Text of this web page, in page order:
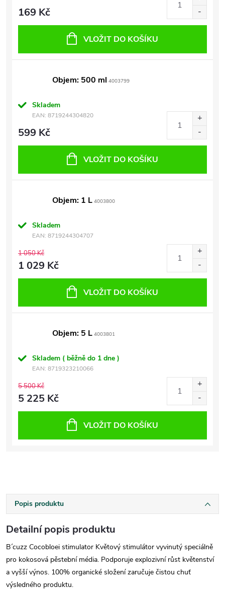
169 Kč
VLOŽIT DO KOŠÍKU
Objem: 500 ml 4003799
Skladem
EAN: 8719244304820
599 Kč
VLOŽIT DO KOŠÍKU
Objem: 1 L 4003800
Skladem
EAN: 8719244304707
1 050 Kč
1 029 Kč
VLOŽIT DO KOŠÍKU
Objem: 5 L 4003801
Skladem ( běžně do 1 dne )
EAN: 8719323210066
5 500 Kč
5 225 Kč
VLOŽIT DO KOŠÍKU
Popis produktu
Detailní popis produktu
B´cuzz Cocobloei stimulator Květový stimulátor vyvinutý speciálně
pro kokosová pěstební média. Podporuje explozivní růst květenství
a vyšší výnos. 100% organické složení zaručuje čistou chuť
výsledného produktu.